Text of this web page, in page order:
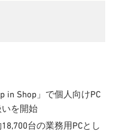
in Shop」で個人向けPC
を開始
台の業務用PCとし